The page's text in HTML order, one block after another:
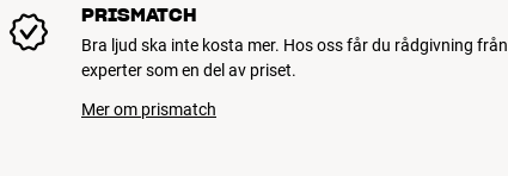
PRISMATCH
Bra ljud ska inte kosta mer. Hos oss får du rådgivning från
experter som en del av priset.
Mer om prismatch